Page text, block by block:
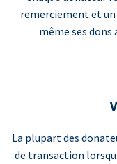
remerciement et
même ses dons
La plupart des
de transaction